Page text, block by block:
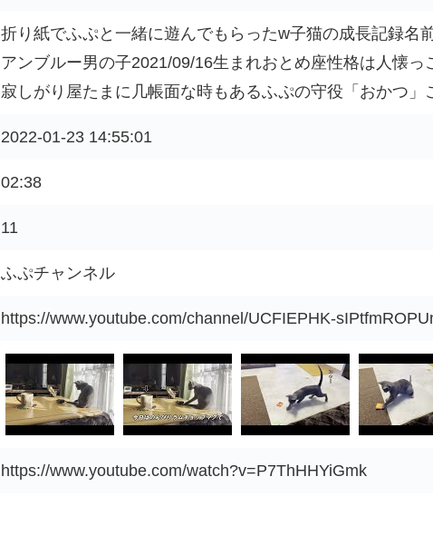
折り紙でふぷと一緒に遊んでもらったw子猫の成長記録名
アンブルー男の子2021/09/16生まれおとめ座性格は人懐っ
寂しがり屋たまに几帳面な時もあるふぷの守役「おかつ」
2022-01-23 14:55:01
02:38
11
ふぷチャンネル
https://www.youtube.com/channel/UCFIEPHK-
https://www.youtube.com/watch?v=P7ThHHYiGmk